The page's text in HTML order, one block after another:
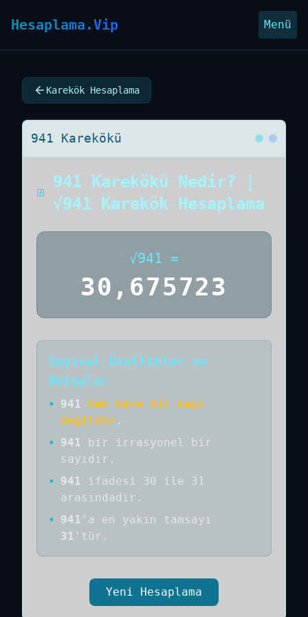
Hesaplama.Vip Menü
Karekök Hesaplama
941 Karekökü
941 Karekökü Nedir? |
√941 Karekök Hesaplama
√941 =
30,675723
Sayısal Özellikler ve
Detaylar
• 941
tam kare bir sayı
değildir .
•
941 bir
irrasyonel bir
sayıdır .
•
941
ifadesi 30 ile 31
arasındadır.
•
941 'a en yakın tamsayı
31 'tür.
Yeni Hesaplama